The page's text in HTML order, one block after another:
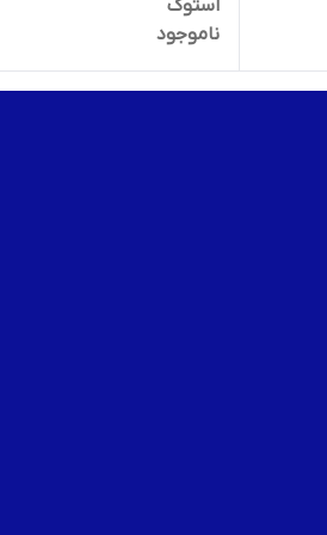
استوک
ناموجود